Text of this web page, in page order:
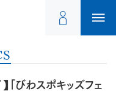
「びわスポキッズフェ